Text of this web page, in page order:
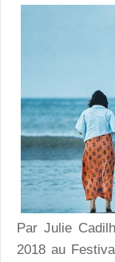
Par Julie
2018 au